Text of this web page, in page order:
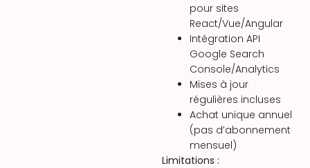
pour sites
React/Vue/Angular
Intégration API
Google Search
Console/Analytics
Mises à jour
régulières incluses
Achat unique annuel
(pas d’abonnement
mensuel)
Limitations :